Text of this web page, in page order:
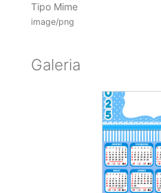
Tipo Mime
image/png
Galeria